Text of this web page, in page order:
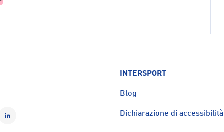
LinkedIn
INTERSPORT
Blog
Dichiarazione di accessibilità